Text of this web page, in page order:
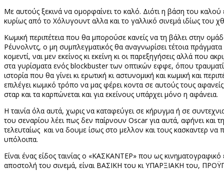
Με αυτούς ξεκινά να ομορφαίνει το καλό. Διότι η βάση του
κυρίως από το Χόλυγουντ αλλα και το γαλλικό σινεμά ιδίως του
Κωμική περιπέτεια που θα μπορούσε κανείς να τη βάλει στην
Ρέυνολντς, ο μη συμπλεγματικός θα αναγνωρίσει τέτοια
κομεντί, ναι μεν εκείνος κι εκείνη κι οι παρεξηγήσεις αλλά που
στα γυρίσματα ενός blockbusterτων οπτικών εφφε, όπου
ιστορία που θα γίνει κι ερωτική κι αστυνομική και κωμική και
επιλέγει κωμικό τρόπο να μας φέρει κοντα σε αυτούς τους
σταρ και τα καρπώνεται και για εκείνους υπάρχει μόνο η αφάνεια.
Η ταινία όλα αυτά, χωρις να καταφεύγει σε κήρυγμα ή σε
του σεναρίου λέει πως δεν παίρνουν Oscarγια αυτά, αφήνει και
τελευταίως και να δουμε ίσως στο μελλον και τους κασκαντερ να
υπόλοιπα.
Είναι ένας είδος ταινίας ο «ΚΑΣΚΑΝΤΕΡ» που ως
αποστολή του σινεμά, είναι ΒΑΣΙΚΗ του κι ΥΠΑΡΞΙΑΚΗ του,